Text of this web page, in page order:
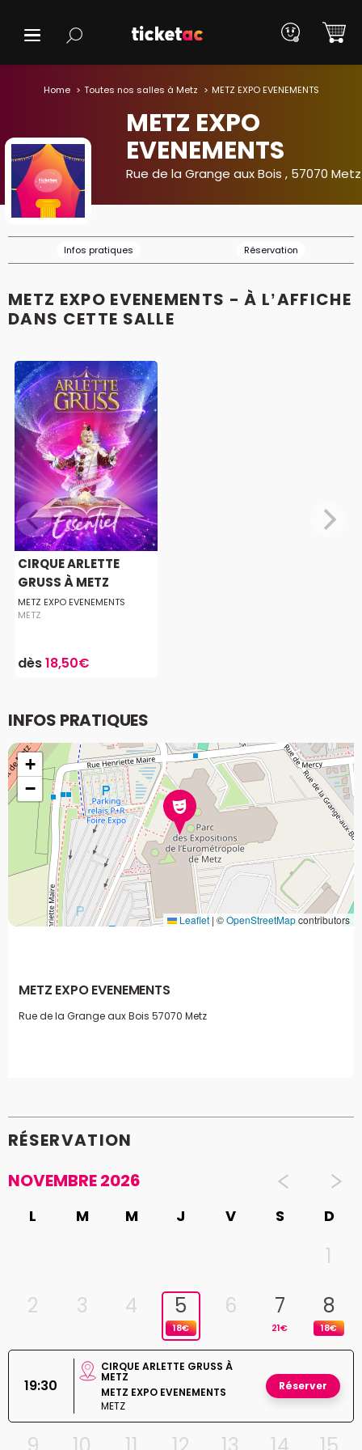
Home Toutes nos salles à Metz METZ EXPO EVENEMENTS
METZ EXPO
EVENEMENTS
Rue de la Grange aux Bois , 57070 Metz
Infos pratiques Réservation
METZ EXPO EVENEMENTS - À L’AFFICHE
DANS CETTE SALLE
CIRQUE ARLETTE
GRUSS À METZ
METZ EXPO EVENEMENTS
METZ
dès18,50€
INFOS PRATIQUES
+
−
Leaflet | ©OpenStreetMapcontributors
METZ EXPO EVENEMENTS
Rue de la Grange aux Bois 57070 Metz
RÉSERVATION
NOVEMBRE 2026
L M M J V S D
1
2
3 4 5
18€
6 7
21€
8
18€
19:30
CIRQUE ARLETTE GRUSS À
METZ
METZ EXPO EVENEMENTS
METZ
Réserver